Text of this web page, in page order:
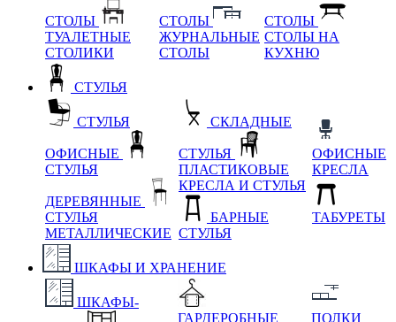
СТОЛЫ
ТУАЛЕТНЫЕ
СТОЛИКИ
СТОЛЫ
ЖУРНАЛЬНЫЕ
СТОЛЫ
СТОЛЫ
СТОЛЫ НА
КУХНЮ
СТУЛЬЯ
СТУЛЬЯ
ОФИСНЫЕ
СТУЛЬЯ
ДЕРЕВЯННЫЕ
СТУЛЬЯ
МЕТАЛЛИЧЕСКИЕ
СКЛАДНЫЕ
СТУЛЬЯ
ПЛАСТИКОВЫЕ
КРЕСЛА И СТУЛЬЯ
БАРНЫЕ
СТУЛЬЯ
ОФИСНЫЕ
КРЕСЛА
ТАБУРЕТЫ
ШКАФЫ И ХРАНЕНИЕ
ШКАФЫ-
ГАРДЕРОБНЫЕ
ПОЛКИ